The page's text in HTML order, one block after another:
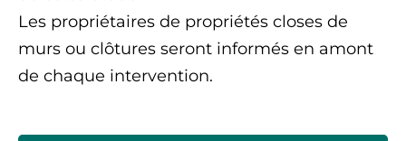
Les propriétaires de propriétés closes de
murs ou clôtures seront informés en amont
de chaque intervention.